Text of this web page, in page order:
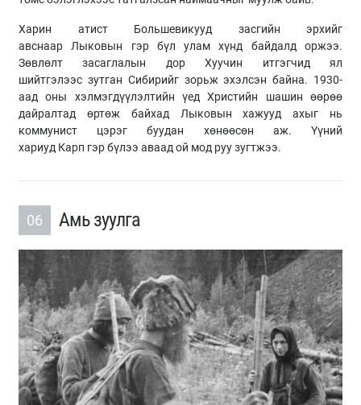
Харин атистБольшевикууд засгийн эрхийг
авснаар Лыковын гэр бүл улам хүнд байдалд оржээ.
Зөвлөлт засаглалын дор Хуучин итгэгчид ял
шийтгэлээс зутган Сибирийг зорьж эхэлсэн байна. 1930-
аад оны хэлмэгдүүлэлтийн үедХристийн шашин өөрөө
дайралтад өртөж байхад Лыковын хажууд ахыг нь
коммунист цэрэг буудан хөнөөсөн аж. Үүний
хариуд Карп гэр бүлээ аваад ой мод руузугтжээ.
06 Амь зуулга